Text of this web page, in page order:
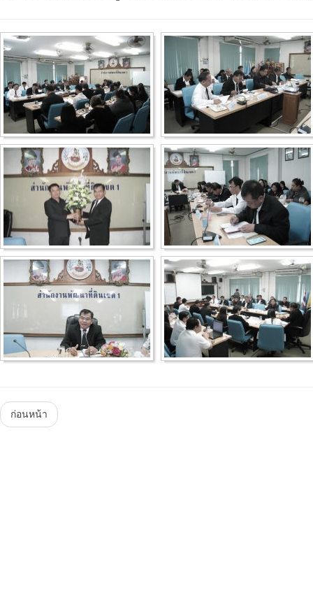
Menu
ก่อนหน้า